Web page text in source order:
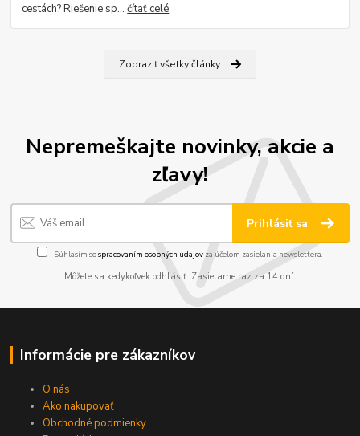
cestách? Riešenie sp...čítať celé
Zobraziť všetky články
Nepremeškajte novinky, akcie a
zľavy!
Prihlásiť sa
Súhlasím sospracovaním osobných údajov za účelom zasielania newslettera.
Môžete sa kedykoľvek odhlásiť. Zasielame raz za 14 dní.
Informácie pre zákazníkov
O nás
Ako nakupovať
Obchodné podmienky